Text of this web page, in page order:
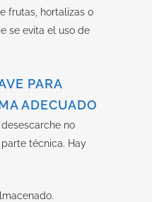
frutas, hortalizas o
se evita el uso de
PARA
ADECUADO
no
técnica. Hay